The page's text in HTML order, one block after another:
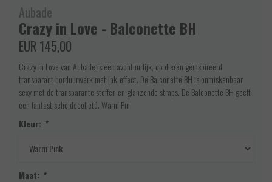
Aubade
Crazy in Love - Balconette BH
EUR 145,00
Crazy in Love van Aubade is een avontuurlijk, op dieren geïnspireerd
transparant borduurwerk met lak-effect. De Balconette BH is onmiskenbaar
sexy met de transparante stoffen en glanzende straps. De Balconette BH geeft
een fantastische decolleté. Warm Pin
Kleur: *
Maat: *